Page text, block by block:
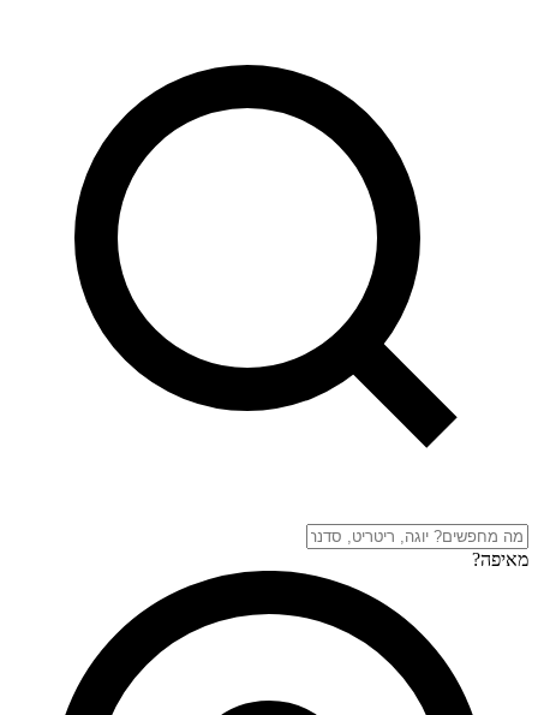
מאיפה?